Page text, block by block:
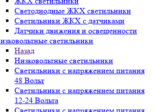
Светодиодные ЖКХ светильники
Светильники ЖКХ с датчиками
Датчики движения и освещенности
светильники
Назад
Низковольтные светильники
Светильники с напряжением питания
48 Вольт
Светильники с напряжением питания
12-24 Вольта